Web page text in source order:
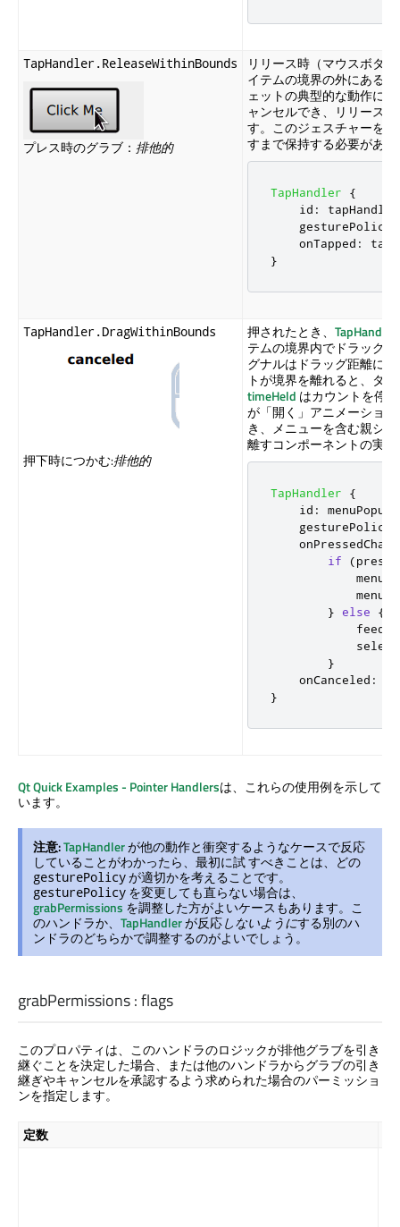
TapHandler.ReleaseWithinBounds
プレス時のグラブ： 排他的
リリース時（マウスボタ
イテムの境界の外にある
ェットの典型的な動作に
ャンセルでき、リリース
す。このジェスチャーを
すまで保持する必要があ
TapHandler
{
id :
tapHandler
gesturePolicy
onTapped :
}
TapHandler.DragWithinBounds
押下時につかむ:排他的
押されたとき、 TapHandler
テムの境界内でドラッグ
グナルはドラッグ距離に
トが境界を離れると、タ
timeHeld はカウントを停
が「開く」アニメーショ
き、メニューを含む親シ
離すコンポーネントの実
TapHandler
{
id :
gesturePolicy
if
(
menu
menu
} else
{
}
onCanceled :
}
Qt QuickExamples - Pointer Handlersは、これらの使用例を示して
います。
注意:TapHandlerが他の動作と衝突するようなケースで反応
していることがわかったら、最初に試 すべきことは、どの
gesturePolicyが適切かを考えることです。
gesturePolicy を変更しても直らない場合は、
grabPermissions を調整した方がよいケースもあります。こ
のハンドラか、 TapHandlerが反応しないようにする別のハ
ンドラのどちらかで調整するのがよいでしょう。
grabPermissions:flags
このプロパティは、このハンドラのロジックが排他グラブを引き
継ぐことを決定した場合、または他のハンドラからグラブの引き
継ぎやキャンセルを承認するよう求められた場合のパーミッショ
ンを指定します。
定数